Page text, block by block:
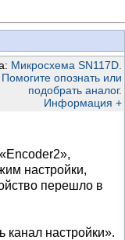
Микросхема SN117D.
Помогите опознать или
подобрать аналог.
Информация +
настройки,
перешло в
настройки».